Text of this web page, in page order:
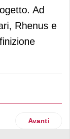
Ad
Rhenus e
in via diArticolo
Avanti